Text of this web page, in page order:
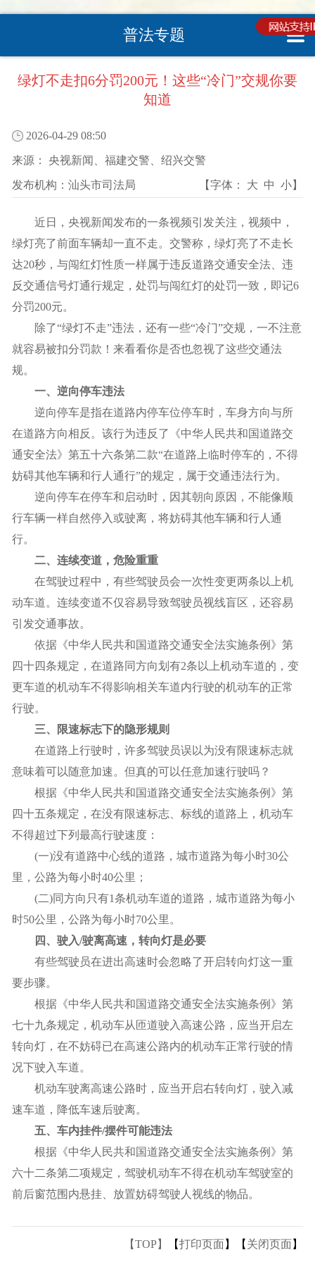
普法专题
首页>普法专栏 法律法规
绿灯不走扣6分罚200元！这些“冷门”交规你要
知道
2026-04-29 08:50
来源： 央视新闻、福建交警、绍兴交警
发布机构： 汕头市司法局 【字体： 大 中 小】
近日，央视新闻发布的一条视频引发关注，视频中，
绿灯亮了前面车辆却一直不走。交警称，绿灯亮了不走长
达20秒，与闯红灯性质一样属于违反道路交通安全法、违
反交通信号灯通行规定，处罚与闯红灯的处罚一致，即记6
分罚200元。
除了“绿灯不走”违法，还有一些“冷门”交规，一不注意
就容易被扣分罚款！来看看你是否也忽视了这些交通法
规。
一、逆向停车违法
逆向停车是指在道路内停车位停车时，车身方向与所
在道路方向相反。该行为违反了《中华人民共和国道路交
通安全法》第五十六条第二款“在道路上临时停车的，不得
妨碍其他车辆和行人通行”的规定，属于交通违法行为。
逆向停车在停车和启动时，因其朝向原因，不能像顺
行车辆一样自然停入或驶离，将妨碍其他车辆和行人通
行。
二、连续变道，危险重重
在驾驶过程中，有些驾驶员会一次性变更两条以上机
动车道。连续变道不仅容易导致驾驶员视线盲区，还容易
引发交通事故。
依据《中华人民共和国道路交通安全法实施条例》第
四十四条规定，在道路同方向划有2条以上机动车道的，变
更车道的机动车不得影响相关车道内行驶的机动车的正常
行驶。
三、限速标志下的隐形规则
在道路上行驶时，许多驾驶员误以为没有限速标志就
意味着可以随意加速。但真的可以任意加速行驶吗？
根据《中华人民共和国道路交通安全法实施条例》第
四十五条规定，在没有限速标志、标线的道路上，机动车
不得超过下列最高行驶速度：
(一)没有道路中心线的道路，城市道路为每小时30公
里，公路为每小时40公里；
(二)同方向只有1条机动车道的道路，城市道路为每小
时50公里，公路为每小时70公里。
四、驶入/驶离高速，转向灯是必要
有些驾驶员在进出高速时会忽略了开启转向灯这一重
要步骤。
根据《中华人民共和国道路交通安全法实施条例》第
七十九条规定，机动车从匝道驶入高速公路，应当开启左
转向灯，在不妨碍已在高速公路内的机动车正常行驶的情
况下驶入车道。
机动车驶离高速公路时，应当开启右转向灯，驶入减
速车道，降低车速后驶离。
五、车内挂件/摆件可能违法
根据《中华人民共和国道路交通安全法实施条例》第
六十二条第二项规定，驾驶机动车不得在机动车驾驶室的
前后窗范围内悬挂、放置妨碍驾驶人视线的物品。
【TOP】 【打印页面】【 关闭页面】